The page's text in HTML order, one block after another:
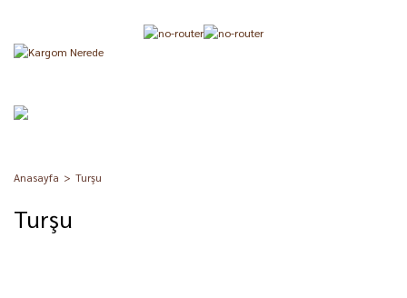
Anasayfa Turşu
Turşu